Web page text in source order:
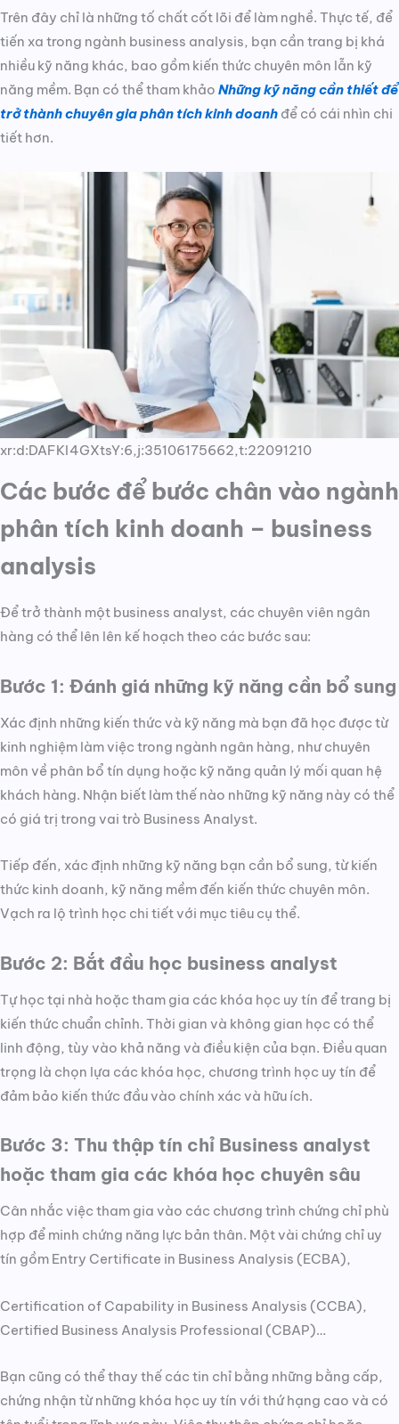
Trên đây chỉ là những tố chất cốt lõi để làm nghề. Thực tế, để
tiến xa trong ngành business analysis, bạn cần trang bị khá
nhiều kỹ năng khác, bao gồm kiến thức chuyên môn lẫn kỹ
năng mềm. Bạn có thể tham khảo Những kỹ năng cần thiết để
trở thành chuyên gia phân tích kinh doanh để có cái nhìn chi
tiết hơn.
xr:d:DAFKI4GXtsY:6,j:35106175662,t:22091210
Các bước để bước chân vào ngành
phân tích kinh doanh – business
analysis
Để trở thành một business analyst, các chuyên viên ngân
hàng có thể lên lên kế hoạch theo các bước sau:
Bước 1: Đánh giá những kỹ năng cần bổ sung
Xác định những kiến thức và kỹ năng mà bạn đã học được từ
kinh nghiệm làm việc trong ngành ngân hàng, như chuyên
môn về phân bổ tín dụng hoặc kỹ năng quản lý mối quan hệ
khách hàng. Nhận biết làm thế nào những kỹ năng này có thể
có giá trị trong vai trò Business Analyst.
Tiếp đến, xác định những kỹ năng bạn cần bổ sung, từ kiến
thức kinh doanh, kỹ năng mềm đến kiến thức chuyên môn.
Vạch ra lộ trình học chi tiết với mục tiêu cụ thể.
Bước 2: Bắt đầu học business analyst
Tự học tại nhà hoặc tham gia các khóa học uy tín để trang bị
kiến thức chuẩn chỉnh. Thời gian và không gian học có thể
linh động, tùy vào khả năng và điều kiện của bạn. Điều quan
trọng là chọn lựa các khóa học, chương trình học uy tín để
đảm bảo kiến thức đầu vào chính xác và hữu ích.
Bước 3: Thu thập tín chỉ Business analyst
hoặc tham gia các khóa học chuyên sâu
Cân nhắc việc tham gia vào các chương trình chứng chỉ phù
hợp để minh chứng năng lực bản thân. Một vài chứng chỉ uy
tín gồm Entry Certificate in Business Analysis (ECBA),
Certification of Capability in Business Analysis (CCBA),
Certified Business Analysis Professional (CBAP)…
Bạn cũng có thể thay thế các tin chỉ bằng những bằng cấp,
chứng nhận từ những khóa học uy tín với thứ hạng cao và có